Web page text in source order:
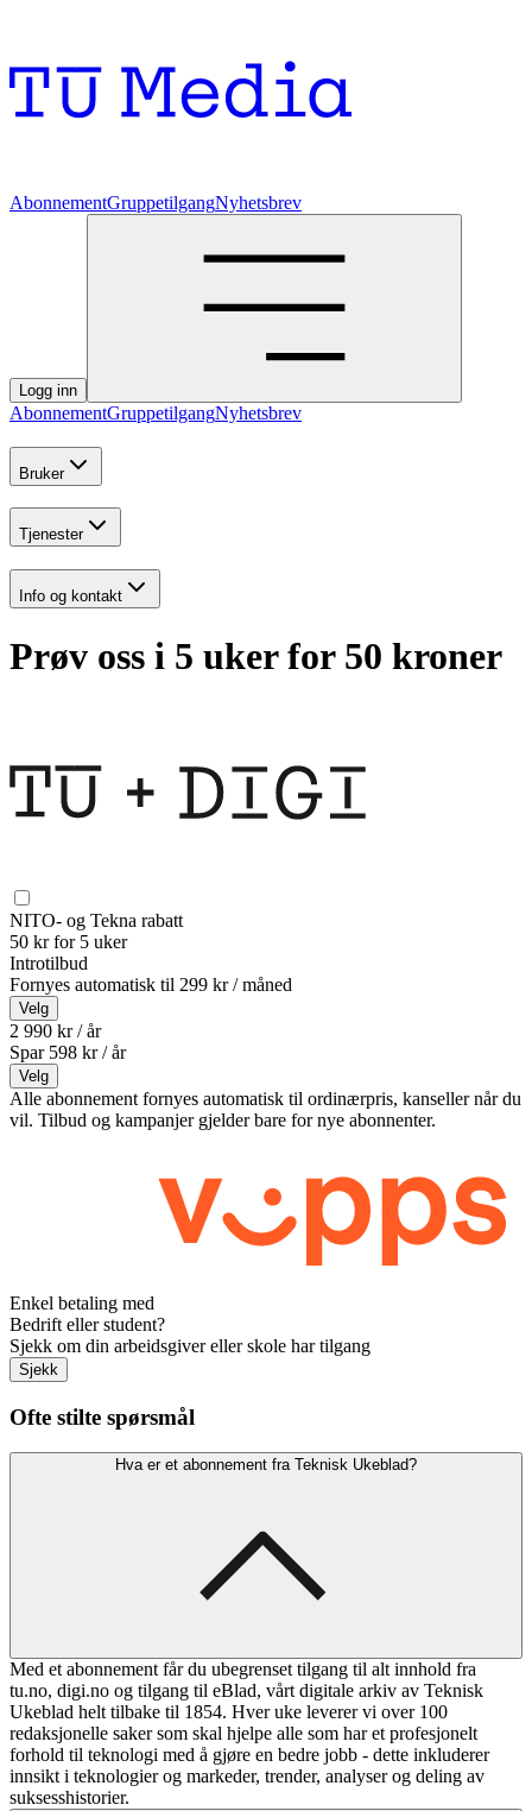
AbonnementGruppetilgangNyhetsbrev
Logg inn
AbonnementGruppetilgangNyhetsbrev
Bruker
Tjenester
Info og kontakt
Prøv oss i 5 uker for 50 kroner
NITO- og Tekna rabatt
50 kr for 5 uker
Introtilbud
Fornyes automatisk til 299 kr / måned
Velg
2 990 kr / år
Spar 598 kr /år
Velg
Alle abonnement fornyes automatisk til ordinærpris, kanseller når du
vil. Tilbud og kampanjer gjelder bare for nye abonnenter.
Enkel betaling med
Bedrift eller student?
Sjekk om din arbeidsgiver eller skole har tilgang
Sjekk
Ofte stilte spørsmål
Hva er et abonnement fra Teknisk Ukeblad?
Med et abonnement får du ubegrenset tilgang til alt innhold fra
tu.no, digi.no og tilgang til eBlad, vårt digitale arkiv av Teknisk
Ukeblad helt tilbake til 1854. Hver uke leverer vi over 100
redaksjonelle saker som skal hjelpe alle som har et profesjonelt
forhold til teknologi med å gjøre en bedre jobb - dette inkluderer
innsikt i teknologier og markeder, trender, analyser og deling av
suksesshistorier.